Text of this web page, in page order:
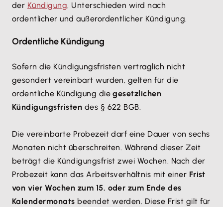
der Kündigung. Unterschieden wird nach
ordentlicher und außerordentlicher Kündigung.
Ordentliche Kündigung
Sofern die Kündigungsfristen vertraglich nicht
gesondert vereinbart wurden, gelten für die
ordentliche Kündigung diegesetzlichen
Kündigungsfristen des § 622 BGB.
Die vereinbarte Probezeit darf eine Dauer von sechs
Monaten nicht überschreiten. Während dieser Zeit
beträgt die Kündigungsfrist zwei Wochen. Nach der
Probezeit kann das Arbeitsverhältnis mit einer Frist
von vier Wochen zum 15. oder zum Ende des
Kalendermonats beendet werden. Diese Frist gilt für